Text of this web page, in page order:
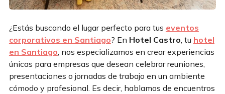
¿Estás buscando el lugar perfecto para tus eventos
corporativos en Santiago? En Hotel Castro, tu hotel
en Santiago, nos especializamos en crear experiencias
únicas para empresas que desean celebrar reuniones,
presentaciones o jornadas de trabajo en un ambiente
cómodo y profesional. Es decir, hablamos de encuentros